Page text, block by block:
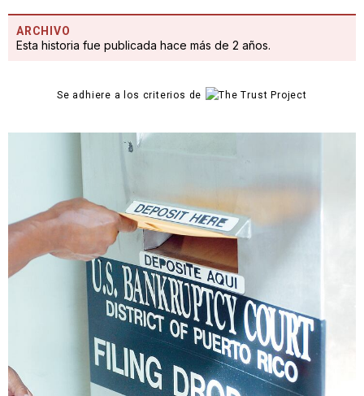
ARCHIVO
Esta historia fue publicada hace más de 2 años.
Se adhiere a los criterios de